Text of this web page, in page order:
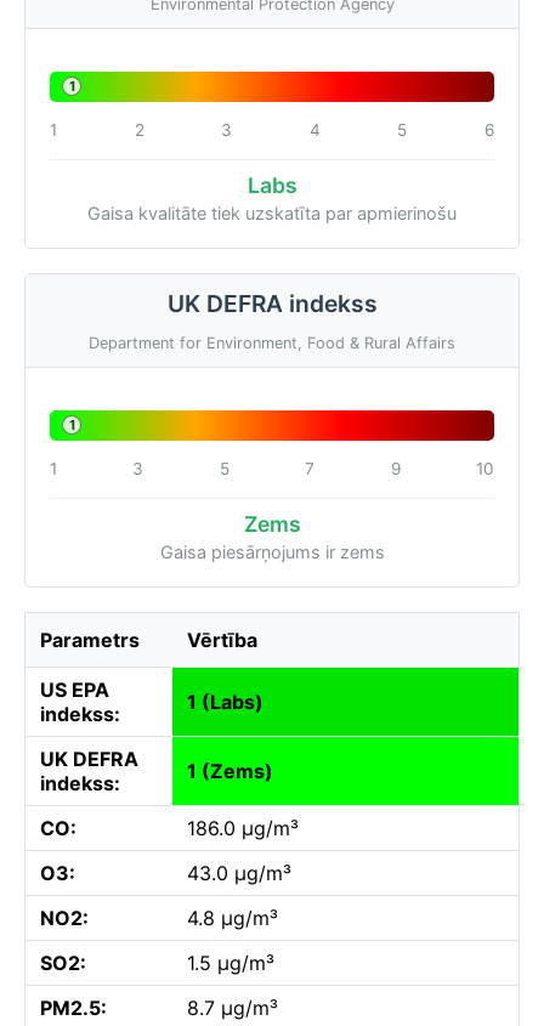
Environmental Protection Agency
1
1 2 3 4 5 6
Labs
Gaisa kvalitāte tiek uzskatīta par apmierinošu
UK DEFRA indekss
Department for Environment, Food & Rural Affairs
1
1 3 5 7 9 10
Zems
Gaisa piesārņojums ir zems
Parametrs Vērtība
US EPA
indekss:
1 (Labs)
UK DEFRA
indekss:
1 (Zems)
CO:
186.0 µg/m³
O3:
43.0 µg/m³
NO2:
4.8 µg/m³
SO2:
1.5 µg/m³
PM2.5:
8.7 µg/m³